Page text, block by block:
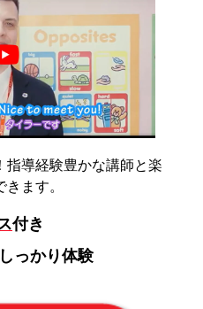
指導経験豊かな講師と楽
ます。
付き
っかり体験